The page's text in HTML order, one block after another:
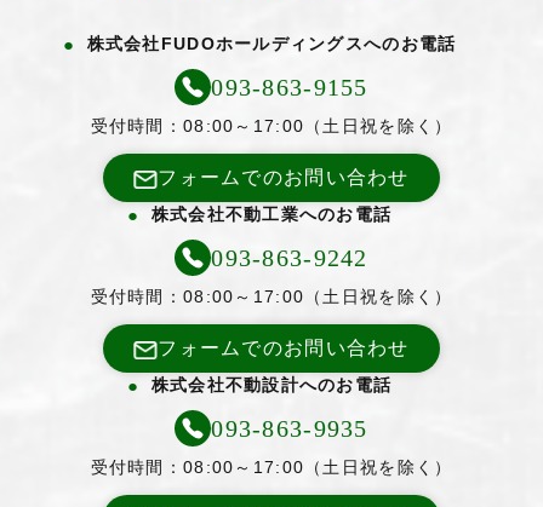
株式会社FUDOホールディングスへのお電話
093-863-9155
受付時間：08:00～17:00（土日祝を除く）
フォームでのお問い合わせ
株式会社不動工業へのお電話
093-863-9242
受付時間：08:00～17:00（土日祝を除く）
フォームでのお問い合わせ
株式会社不動設計へのお電話
093-863-9935
受付時間：08:00～17:00（土日祝を除く）